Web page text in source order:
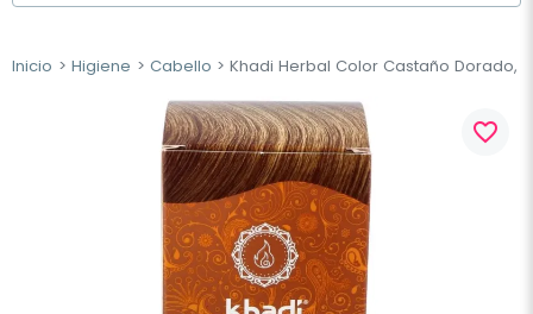
Inicio Higiene Cabello Khadi Herbal Color Castaño Dorado,
favorite_border